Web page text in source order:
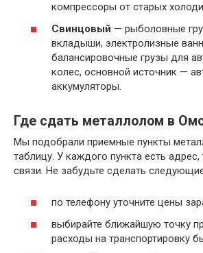
компрессоры от старых
Свинцовый — рыболовные
вкладыши, электролизные
балансировочные грузы для
колес, основной источник —
аккумуляторы.
Где сдать металлолом в
Мы подобрали приемные пункты
таблицу. У каждого пункта есть
связи. Не забудьте сделать
по телефону уточните цены
выбирайте ближайшую точку
расходы на транспортировку